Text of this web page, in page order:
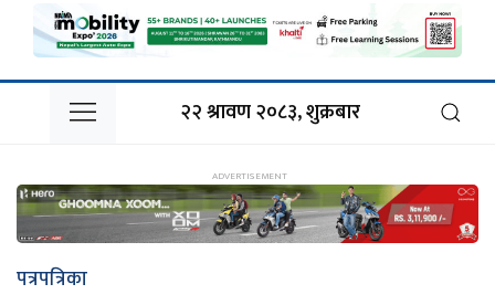
२२ श्रावण २०८३, शुक्रबार
पत्रपत्रिका